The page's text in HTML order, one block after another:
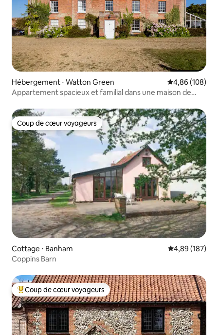
Hébergement ⋅ Watton Green Évaluation
4,86 (108)
Appartement spacieux et familial dans une maison de
Coup de cœur voyageurs
Coup de cœur voyageurs
Cottage ⋅ Banham Évaluation
4,89 (187)
Coppins Barn
Coups de cœur voyageurs les plus appréciés
Coup de cœur voyageurs